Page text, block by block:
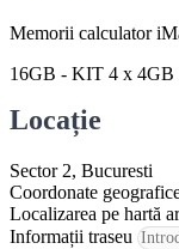
Memorii calculator
16GB - KIT 4 x
Locație
Sector 2, Bucuresti
Coordonate
Localizarea pe hartă
Informații traseu